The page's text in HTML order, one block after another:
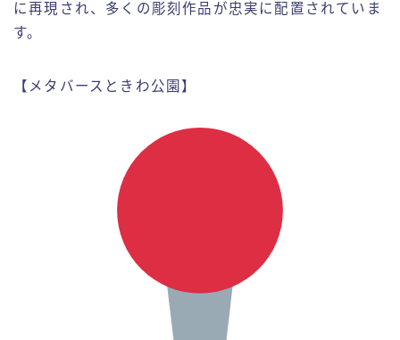
に再現され、多くの彫刻作品が忠実に配置されていま
す。
【メタバースときわ公園】